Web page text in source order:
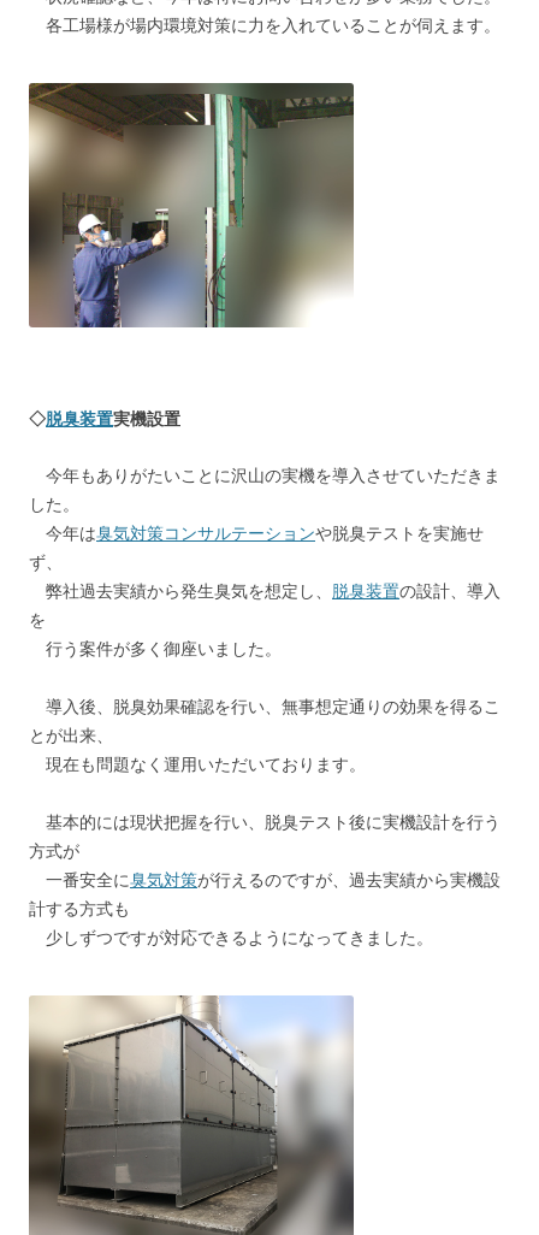
各工場様が場内環境対策に力を入れていることが伺えます。
◇脱臭装置実機設置
今年もありがたいことに沢山の実機を導入させていただきま
した。
今年は臭気対策コンサルテーションや脱臭テストを実施せ
ず、
弊社過去実績から発生臭気を想定し、 脱臭装置の設計、導入
を
行う案件が多く御座いました。
導入後、脱臭効果確認を行い、無事想定通りの効果を得るこ
とが出来、
現在も問題なく運用いただいております。
基本的には現状把握を行い、脱臭テスト後に実機設計を行う
方式が
一番安全に臭気対策が行えるのですが、過去実績から実機設
計する方式も
少しずつですが対応できるようになってきました。